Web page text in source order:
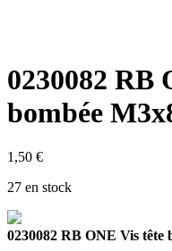
0230082 RB
bombée
1,50 €
27 en stock
0230082 RB ONE Vis tête